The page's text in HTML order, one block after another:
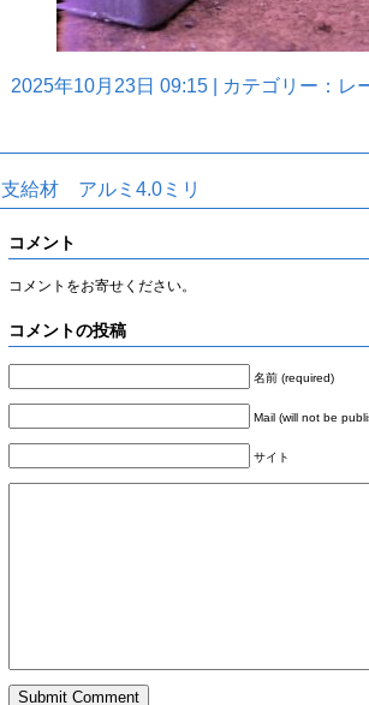
2025年10月23日 09:15 | カテゴリー： レ
支給材 アルミ4.0ミリ
コメント
コメントをお寄せください。
コメントの投稿
名前 (required)
Mail (will not be
サイト